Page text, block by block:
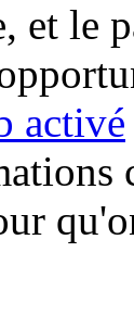
et le
activé